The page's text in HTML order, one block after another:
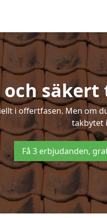
i offertfasen. Men
takbytet
Få 3 erbjudanden,